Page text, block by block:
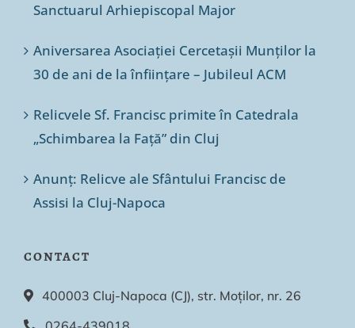
Sanctuarul Arhiepiscopal Major
Aniversarea Asociației Cercetașii Munților la
30 de ani de la înființare – Jubileul ACM
Relicvele Sf. Francisc primite în Catedrala
„Schimbarea la Față” din Cluj
Anunț: Relicve ale Sfântului Francisc de
Assisi la Cluj-Napoca
CONTACT
400003 Cluj-Napoca (CJ), str. Moților, nr. 26